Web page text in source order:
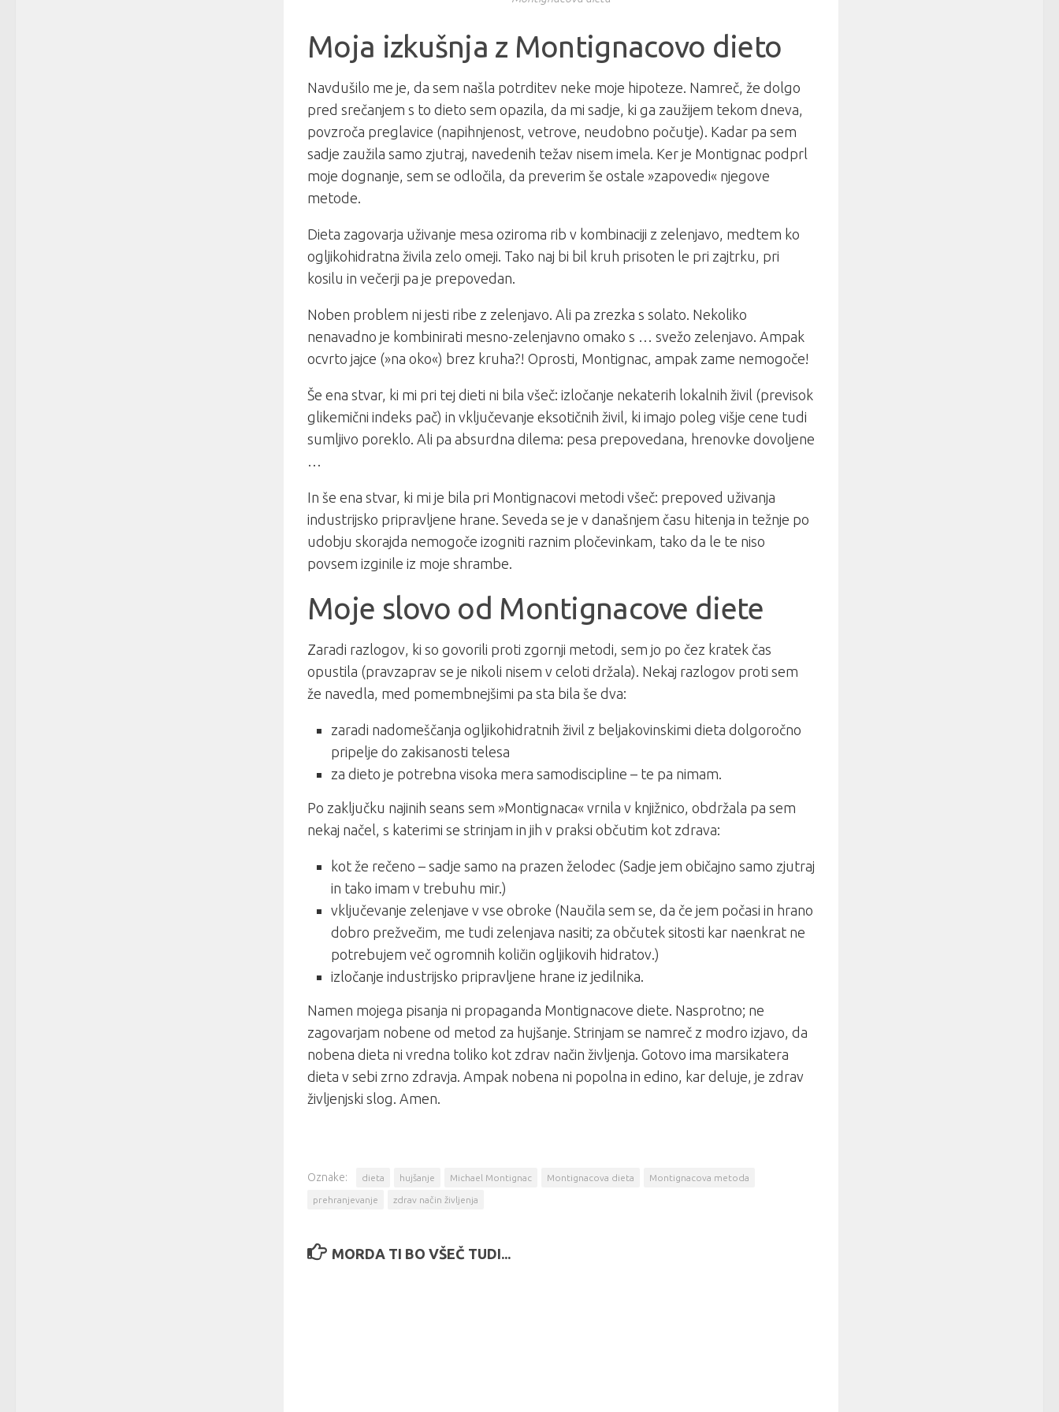
Moja izkušnja z Montignacovo dieto
Navdušilo me je, da sem našla potrditev neke moje hipoteze. Namreč, že dolgo
pred srečanjem s to dieto sem opazila, da mi sadje, ki ga zaužijem tekom dneva,
povzroča preglavice (napihnjenost, vetrove, neudobno počutje). Kadar pa sem
sadje zaužila samo zjutraj, navedenih težav nisem imela. Ker je Montignac podprl
moje dognanje, sem se odločila, da preverim še ostale »zapovedi« njegove
metode.
Dieta zagovarja uživanje mesa oziroma rib v kombinaciji z zelenjavo, medtem ko
ogljikohidratna živila zelo omeji. Tako naj bi bil kruh prisoten le pri zajtrku, pri
kosilu in večerji pa je prepovedan.
Noben problem ni jesti ribe z zelenjavo. Ali pa zrezka s solato. Nekoliko
nenavadno je kombinirati mesno-zelenjavno omako s … svežo zelenjavo. Ampak
ocvrto jajce (»na oko«) brez kruha?! Oprosti, Montignac, ampak zame nemogoče!
Še ena stvar, ki mi pri tej dieti ni bila všeč: izločanje nekaterih lokalnih živil (previsok
glikemični indeks pač) in vključevanje eksotičnih živil, ki imajo poleg višje cene tudi
sumljivo poreklo. Ali pa absurdna dilema: pesa prepovedana, hrenovke dovoljene
…
In še ena stvar, ki mi je bila pri Montignacovi metodi všeč: prepoved uživanja
industrijsko pripravljene hrane. Seveda se je v današnjem času hitenja in težnje po
udobju skorajda nemogoče izogniti raznim pločevinkam, tako da le te niso
povsem izginile iz moje shrambe.
Moje slovo od Montignacove diete
Zaradi razlogov, ki so govorili proti zgornji metodi, sem jo po čez kratek čas
opustila (pravzaprav se je nikoli nisem v celoti držala). Nekaj razlogov proti sem
že navedla, med pomembnejšimi pa sta bila še dva:
zaradi nadomeščanja ogljikohidratnih živil z beljakovinskimi dieta dolgoročno
pripelje do zakisanosti telesa
za dieto je potrebna visoka mera samodiscipline – te pa nimam.
Po zaključku najinih seans sem »Montignaca« vrnila v knjižnico, obdržala pa sem
nekaj načel, s katerimi se strinjam in jih v praksi občutim kot zdrava:
kot že rečeno – sadje samo na prazen želodec (Sadje jem običajno samo zjutraj
in tako imam v trebuhu mir.)
vključevanje zelenjave v vse obroke (Naučila sem se, da če jem počasi in hrano
dobro prežvečim, me tudi zelenjava nasiti; za občutek sitosti kar naenkrat ne
potrebujem več ogromnih količin ogljikovih hidratov.)
izločanje industrijsko pripravljene hrane iz jedilnika.
Namen mojega pisanja ni propaganda Montignacove diete. Nasprotno; ne
zagovarjam nobene od metod za hujšanje. Strinjam se namreč z modro izjavo, da
nobena dieta ni vredna toliko kot zdrav način življenja. Gotovo ima marsikatera
dieta v sebi zrno zdravja. Ampak nobena ni popolna in edino, kar deluje, je zdrav
življenjski slog. Amen.
Oznake: dieta hujšanje Michael Montignac Montignacova dieta Montignacova metoda
prehranjevanje zdrav način življenja
MORDA TI BO VŠEČ TUDI...